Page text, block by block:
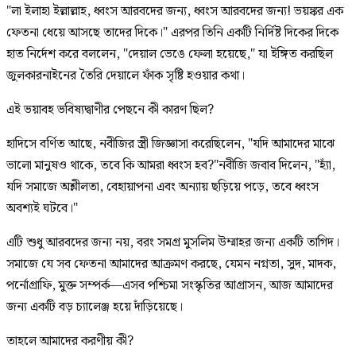
"লা ইলাহা ইল্লাল্লাহ, ধ্বংস আরবদের জন্য, ধ্বংস আরবদের জন্য! ভয়ঙ্কর এক
ফেতনা ধেয়ে আসছে তাদের দিকে।" এরপর তিনি একটি নির্দিষ্ট দিকের দিকে
হাত নির্দেশ করে বললেন, "দেয়াল ভেঙে ফেলা হয়েছে," যা ইঙ্গিত করছিল
জুলকারনাইনের তৈরি দেয়ালে ফাঁক সৃষ্টি হওয়ার কথা।
এই ভয়াবহ ভবিষ্যদ্বাণীর পেছনে কী কারণ ছিল?
হাদিসে বর্ণিত আছে, নবীজির স্ত্রী জিজ্ঞাসা করেছিলেন, "যদি আমাদের মাঝে
ভালো মানুষও থাকে, তবে কি আমরা ধ্বংস হব?"নবীজি জবাব দিলেন, "হ্যাঁ,
যদি সমাজে অশ্লীলতা, বেহায়াপনা এবং অন্যায় ছড়িয়ে পড়ে, তবে ধ্বংস
অবশ্যই ঘটবে।"
এটি শুধু আরবদের জন্য নয়, বরং সমগ্র মুসলিম উম্মাহর জন্য একটি তাগিদ।
সমাজে যে সব ফেতনা আমাদের আক্রমণ করছে, যেমন নগ্নতা, সুদ, মাদক,
পর্নোগ্রাফি, মুক্ত সম্পর্ক—এসব পশ্চিমা সংস্কৃতির আগ্রাসন, আজ আমাদের
জন্য একটি বড় চ্যালেঞ্জ হয়ে দাঁড়িয়েছে।
তাহলে আমাদের করণীয় কী?